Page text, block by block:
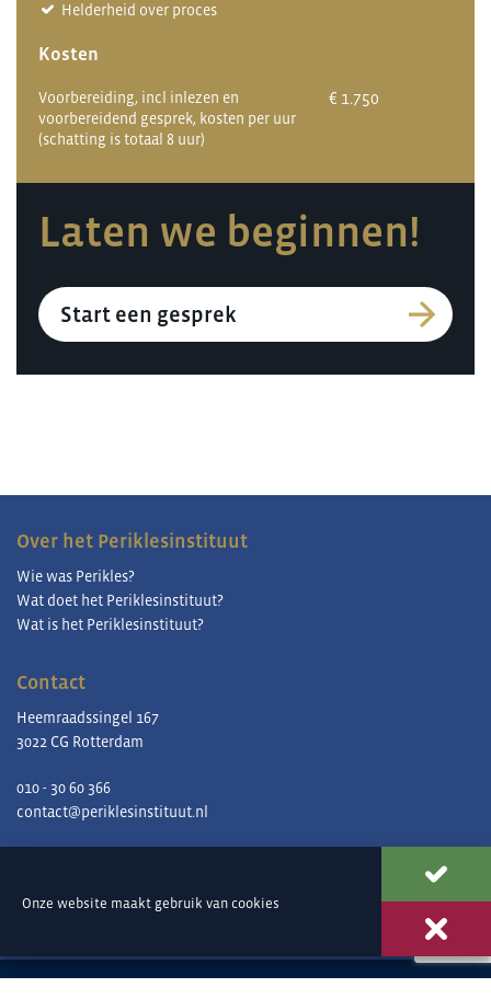
Onze website maakt gebruik van cookies
Helderheid over proces
Kosten
Voorbereiding, incl inlezen en
voorbereidend gesprek, kosten per uur
(schatting is totaal 8 uur)
€ 1.750
Laten we beginnen!
Start een gesprek
Over het Periklesinstituut
Wie was Perikles?
Wat doet het Periklesinstituut?
Wat is het Periklesinstituut?
Contact
Heemraadssingel 167
3022 CG Rotterdam
010 - 30 60 366
contact@periklesinstituut.nl
Aanmelden nieuwsbrief